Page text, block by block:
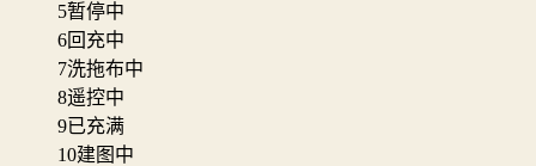
5暂停中
6回充中
7洗拖布中
8遥控中
9已充满
10建图中